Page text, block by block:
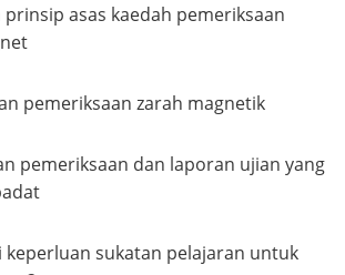
prinsip asas kaedah pemeriksaan
pemeriksaan zarah magnetik
pemeriksaan dan laporan ujian yang
keperluan sukatan pelajaran untuk